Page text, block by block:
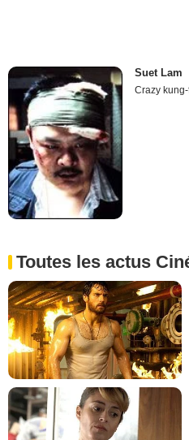
Suet Lam
Crazy
Toutes les actus